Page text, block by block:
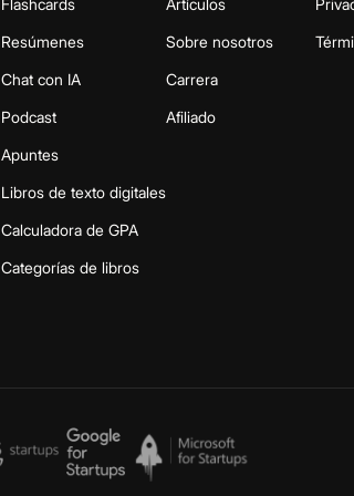
Resúmenes
Chat con IA
Podcast
Apuntes
Libros de texto digitales
Calculadora de GPA
Categorías de libros
Sobre nosotros
Carrera
Afiliado